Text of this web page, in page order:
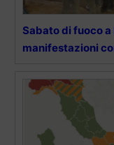
Sabato di fuoco
manifestazioni